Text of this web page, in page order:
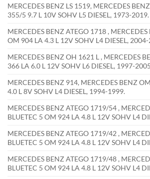
MERCEDES BENZ LS 1519, MERCEDES
355/5 9.7 L 10V SOHV L5 DIESEL, 1973-2019.
MERCEDES BENZ ATEGO 1718 ,
OM 904 LA 4.3 L 12V SOHV L4 DIESEL,
MERCEDES BENZ OH 1621 L , MERCEDES
366 LA 6.0 L 12V SOHV L6 DIESEL, 1997-
MERCEDES BENZ 914, MERCEDES BENZ
4.0 L 8V SOHV L4 DIESEL, 1994-1999.
MERCEDES BENZ ATEGO 1719/54 ,
BLUETEC 5 OM 924 LA 4.8 L 12V SOHV L4
MERCEDES BENZ ATEGO 1719/42 ,
BLUETEC 5 OM 924 LA 4.8 L 12V SOHV L4
MERCEDES BENZ ATEGO 1719/48 ,
BLUETEC 5 OM 924 LA 4.8 L 12V SOHV L4